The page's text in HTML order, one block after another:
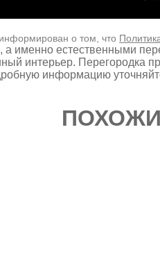
о том, что
а именно естественными
интерьер. Перегородка
информацию